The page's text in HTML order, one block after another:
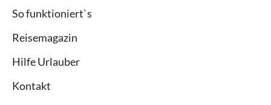
So funktioniert`s
Reisemagazin
Hilfe Urlauber
Kontakt